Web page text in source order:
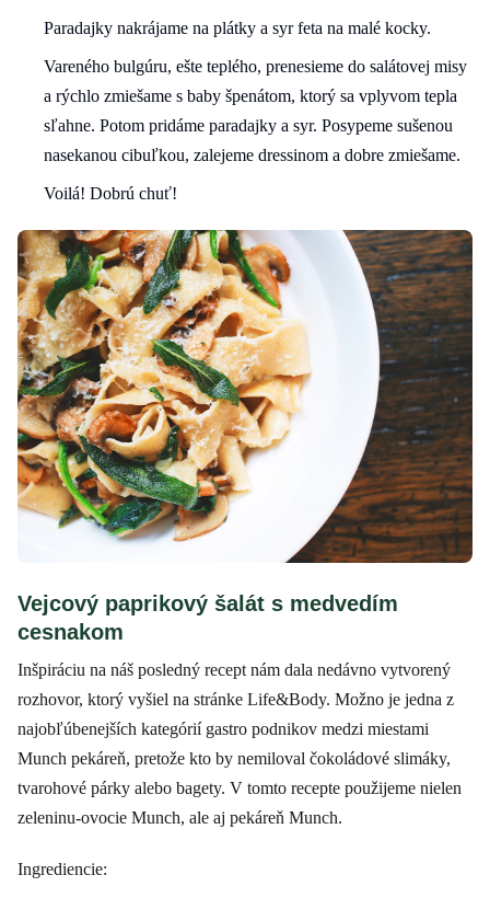
Paradajky nakrájame na plátky a syr feta na malé kocky.
Vareného bulgúru, ešte teplého, prenesieme do salátovej misy
a rýchlo zmiešame s baby špenátom, ktorý sa vplyvom tepla
sľahne. Potom pridáme paradajky a syr. Posypeme sušenou
nasekanou cibuľkou, zalejeme dressinom a dobre zmiešame.
Voilá! Dobrú chuť!
Vejcový paprikový šalát s medvedím
cesnakom
Inšpiráciu na náš posledný recept nám dala nedávno vytvorený
rozhovor, ktorý vyšiel na stránke Life&Body. Možno je jedna z
najobľúbenejších kategórií gastro podnikov medzi miestami
Munch pekáreň, pretože kto by nemiloval čokoládové slimáky,
tvarohové párky alebo bagety. V tomto recepte použijeme nielen
zeleninu-ovocie Munch, ale aj pekáreň Munch.
Ingrediencie: